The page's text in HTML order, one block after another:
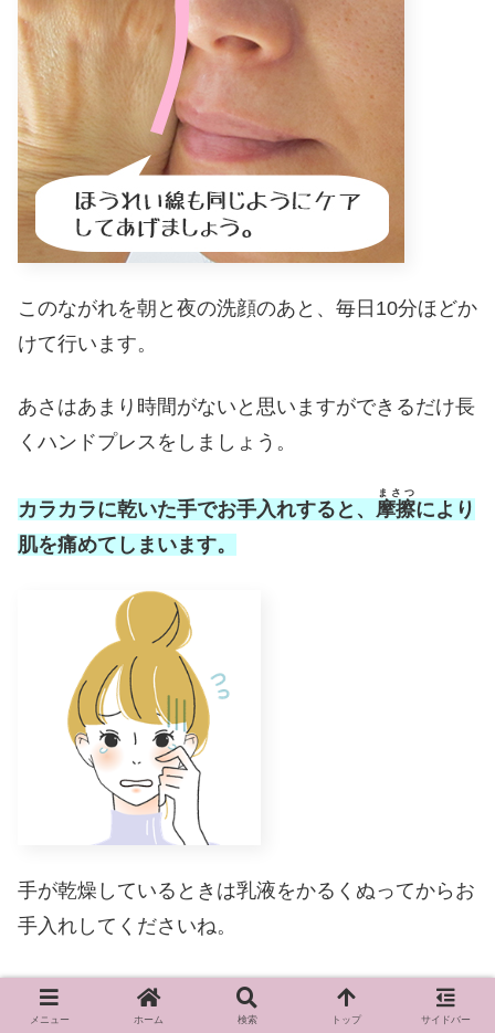
このながれを朝と夜の洗顔のあと、毎日10分ほどか
けて行います。
あさはあまり時間がないと思いますができるだけ長
くハンドプレスをしましょう。
カラカラに乾いた手でお手入れすると、 摩擦
まさつ
により
肌を痛めてしまいます。
手が乾燥しているときは乳液をかるくぬってからお
手入れしてくださいね。
メニュー ホーム 検索 トップ サイドバー